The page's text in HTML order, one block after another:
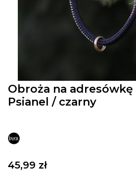
Obroża na adresówkę
Psianel / czarny
Cena
45,99 zł